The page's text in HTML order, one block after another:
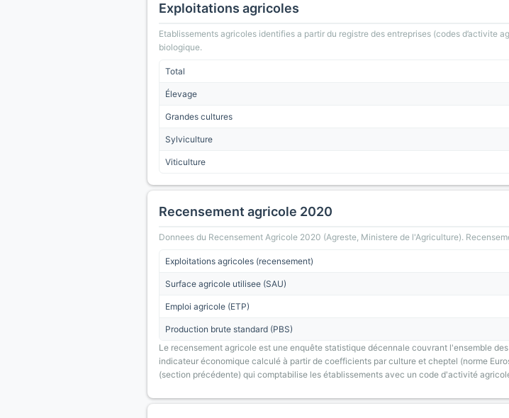
Exploitations agricoles
Etablissements agricoles identifies a partir du registre des entreprises (codes
biologique.
Total
Élevage
Grandes cultures
Sylviculture
Viticulture
Recensement agricole 2020
Donnees du Recensement Agricole 2020 (Agreste, Ministere de l'Agriculture).
Exploitations agricoles (recensement)
Surface agricole utilisee (SAU)
Emploi agricole (ETP)
Production brute standard (PBS)
Le recensement agricole est une enquête statistique décennale couvrant l'ensemble
indicateur économique calculé à partir de coefficients par culture et cheptel (norme
(section précédente) qui comptabilise les établissements avec un code d'activité